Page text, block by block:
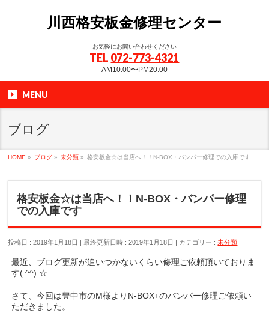
川西格安板金修理センター
お気軽にお問い合わせください
TEL 072-773-4321
AM10:00〜PM20:00
MENU
ブログ
HOME » ブログ » 未分類 » 格安板金☆は当店へ！！N-BOX・バンパー修理での入庫です
格安板金☆は当店へ！！N-BOX・バンパー修理
での入庫です
投稿日 : 2019年1月18日 最終更新日時 : 2019年1月18日 カテゴリー :未分類
最近、ブログ更新が追いつかないくらい修理ご依頼頂いておりま
す( ^^) ☆
さて、今回は豊中市のM様よりN-BOX+のバンパー修理ご依頼い
ただきました。